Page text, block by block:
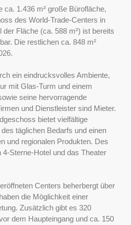
ca. 1.436 m² große Bürofläche,
des World-Trade-Centers in
der Fläche (ca. 588 m²) ist bereits
Die restlichen ca. 848 m²
ein eindrucksvolles Ambiente,
mit Glas-Turm und einem
seine hervorragende
und Dienstleister sind Mieter.
bietet vielfältige
täglichen Bedarfs und einen
und regionalen Produkten. Des
Sterne-Hotel und das Theater
Centers beherbergt über
die Möglichkeit einer
Zusätzlich gibt es 320
dem Haupteingang und ca. 150